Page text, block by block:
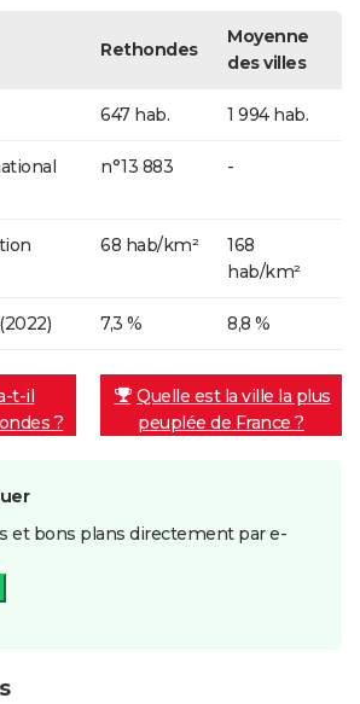
Rethondes
Moyenne
des villes
647 hab. 1 994 hab.
n°13 883 -
68 hab/km²
168
hab/km²
(2022) 7,3 % 8,8 %
t-il
?
Quelle est la ville la plus
peuplée de France ?
et bons plans directement par e-